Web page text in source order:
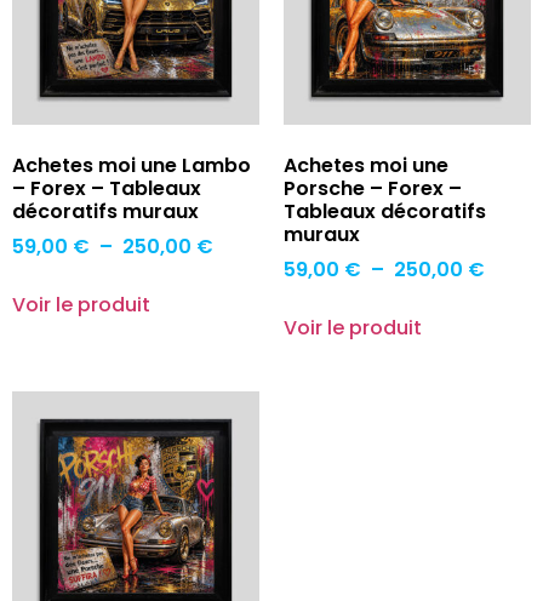
Achetes moi une Lambo
– Forex – Tableaux
décoratifs muraux
59,00 € – 250,00 €
Voir le produit
Achetes moi une
Porsche – Forex –
Tableaux décoratifs
muraux
59,00 € – 250,00 €
Voir le produit